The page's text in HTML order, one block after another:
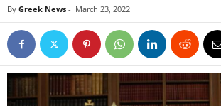
By Greek News - March 23, 2022